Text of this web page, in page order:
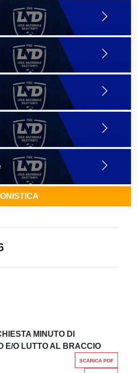
MINUTO DI
E/O LUTTO AL BRACCIO
SCARICA PDF